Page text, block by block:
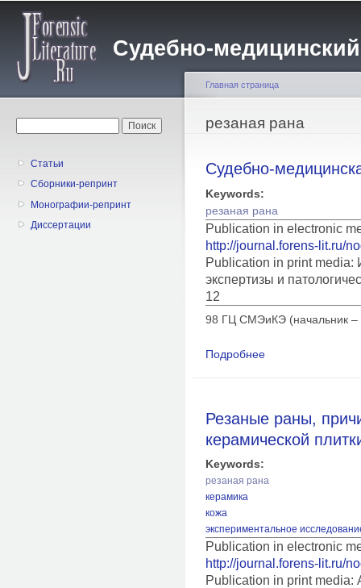
Судебно-
Статьи
Сборники-репринт
Монографии-репринт
Диссертации
Вы здесь
Главная страница
резаная рана
Судебно-
Keywords:
резаная рана
Publication in electronic
http://journal.forens-lit.ru/
Publication in print
экспертизы и
12
98 ГЦ СМЭиКЭ (начальник
Подробнее
Резаные раны,
керамической
Keywords:
резаная рана
керамика
кожа
экспериментальное
Publication in electronic
http://journal.forens-lit.ru/
Publication in print media: